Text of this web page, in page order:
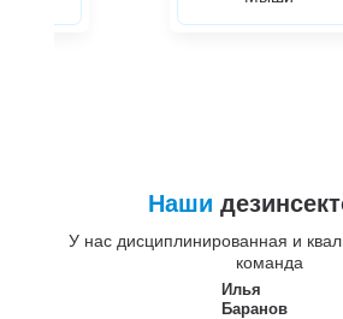
Наши
У нас дисциплинированная и
команда
Илья
Баранов